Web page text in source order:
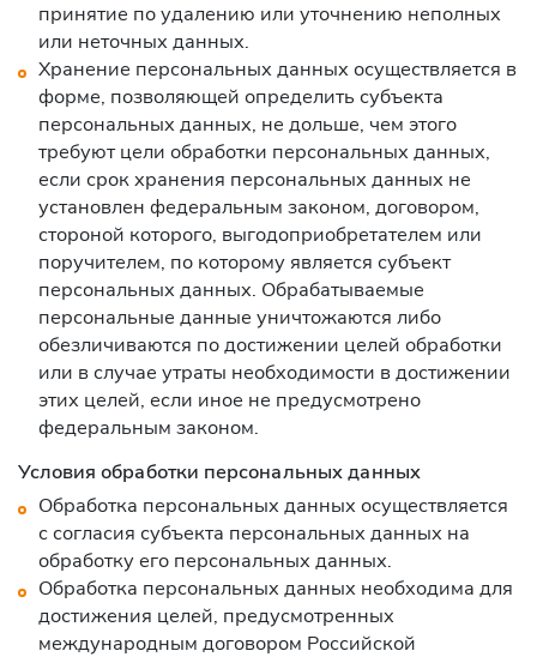
принятие по удалению или уточнению неполных
или неточных данных.
Хранение персональных данных осуществляется в
форме, позволяющей определить субъекта
персональных данных, не дольше, чем этого
требуют цели обработки персональных данных,
если срок хранения персональных данных не
установлен федеральным законом, договором,
стороной которого, выгодоприобретателем или
поручителем, по которому является субъект
персональных данных. Обрабатываемые
персональные данные уничтожаются либо
обезличиваются по достижении целей обработки
или в случае утраты необходимости в достижении
этих целей, если иное не предусмотрено
федеральным законом.
Условия обработки персональных данных
Обработка персональных данных осуществляется
с согласия субъекта персональных данных на
обработку его персональных данных.
Обработка персональных данных необходима для
достижения целей, предусмотренных
международным договором Российской